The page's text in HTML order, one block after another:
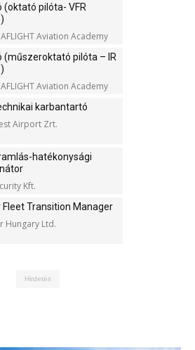
(oktató pilóta- VFR
Aviation Academy
(műszeroktató pilóta – IR
Aviation Academy
karbantartó
Airport Zrt.
hatékonysági
Kft.
Fleet Transition Manager
Hungary Ltd.
Hirdetés